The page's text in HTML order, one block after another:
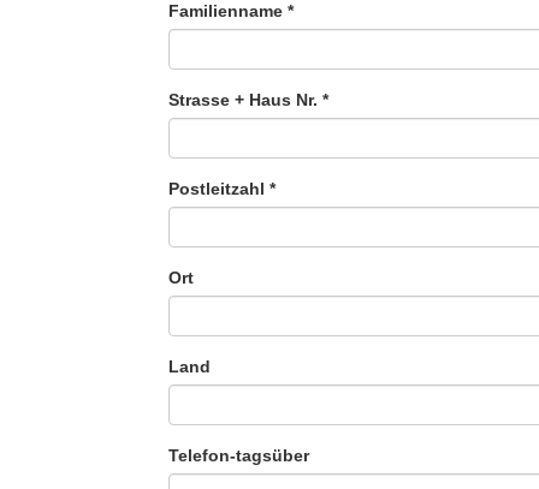
Familienname *
Strasse + Haus Nr. *
Postleitzahl *
Ort
Land
Telefon-tagsüber